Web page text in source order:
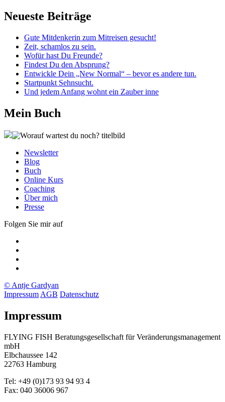
Neueste Beiträge
Gute Mitdenkerin zum Mitreisen gesucht!
Zeit, schamlos zu sein.
Wofür hast Du Freunde?
Findest Du den Absprung?
Entwickle Dein „New Normal“ – bevor es andere tun.
Startpunkt Sehnsucht.
Und jedem Anfang wohnt ein Zauber inne
Mein Buch
Newsletter
Blog
Buch
Online Kurs
Coaching
Über mich
Presse
Folgen Sie mir auf
© Antje Gardyan
Impressum AGB Datenschutz
Impressum
FLYING FISH Beratungsgesellschaft für Veränderungsmanagement
mbH
Elbchaussee 142
22763 Hamburg
Tel: +49 (0)173 93 94 93 4
Fax: 040 36006 967